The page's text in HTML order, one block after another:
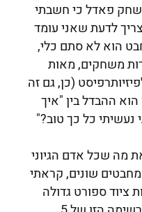
פאדל כי חשבתי
לדעת שאני עומד
הוא לא סתם כלי,
משחקים, מאות
(כן, גם זה
ההבדל בין "איך
נעשיתי כל כך טוב?"
מה שכל אדם הגיוני
שונים, קראתי
ציוד ספורט גדולה